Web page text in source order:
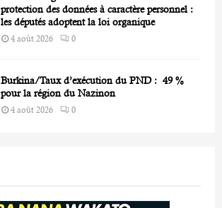
protection des données à caractère personnel :
les députés adoptent la loi organique
4 août 2026 0
Burkina/Taux d’exécution du PND : 49 %
pour la région du Nazinon
4 août 2026 0